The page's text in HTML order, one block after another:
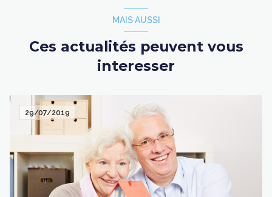
MAIS AUSSI
Ces actualités peuvent vous
interesser
29/07/2019